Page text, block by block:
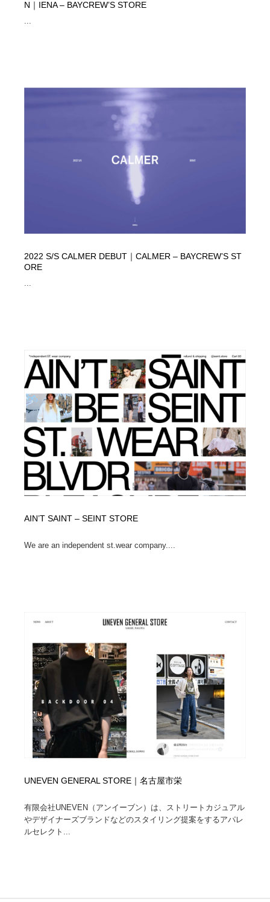
N｜IENA – BAYCREW’S STORE
...
2022 S/S CALMER DEBUT｜CALMER – BAYCREW’S ST
ORE
AIN’T SAINT – SEINT STORE
We are an independent st.wear company....
UNEVEN GENERAL STORE｜名古屋市栄
有限会社UNEVEN（アンイーブン）は、ストリートカジュアル
やデザイナーズブランドなどのスタイリング提案をするアパレ
ルセレクト...